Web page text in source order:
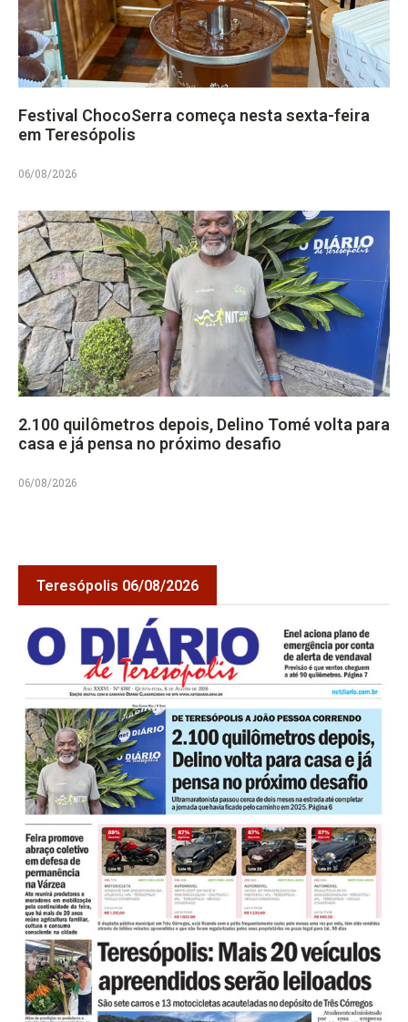
Festival ChocoSerra começa nesta sexta-feira
em Teresópolis
06/08/2026
2.100 quilômetros depois, Delino Tomé volta para
casa e já pensa no próximo desafio
06/08/2026
Teresópolis 06/08/2026